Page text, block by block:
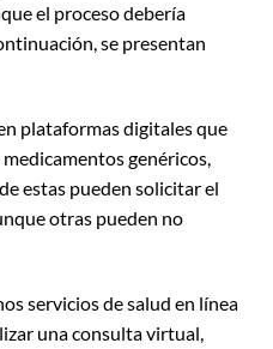
el proceso debería
se presentan
plataformas digitales que
genéricos,
estas pueden solicitar el
otras pueden no
servicios de salud en línea
una consulta virtual,